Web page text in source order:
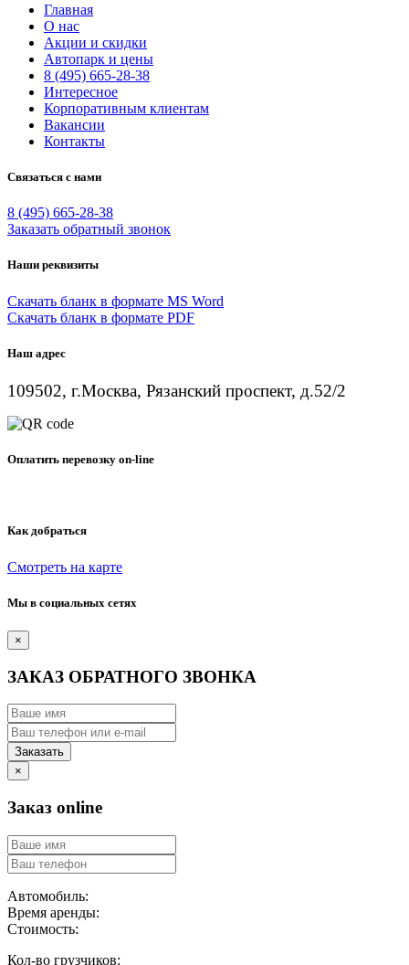
Главная
О нас
Акции и скидки
Автопарк и цены
8 (495) 665-28-38
Интересное
Корпоративным клиентам
Вакансии
Контакты
Связаться с нами
8 (495) 665-28-38
Заказать обратный звонок
Наши реквизиты
Скачать бланк в формате МS Word
Скачать бланк в формате PDF
Наш адрес
109502, г.Москва, Рязанский проспект, д.52/2
Оплатить перевозку on-line
Как добраться
Смотреть на карте
Мы в социальных сетях
×
ЗАКАЗ ОБРАТНОГО ЗВОНКА
Заказать
×
Заказ online
Автомобиль:
Время аренды:
Cтоимость:
Кол-во грузчиков: